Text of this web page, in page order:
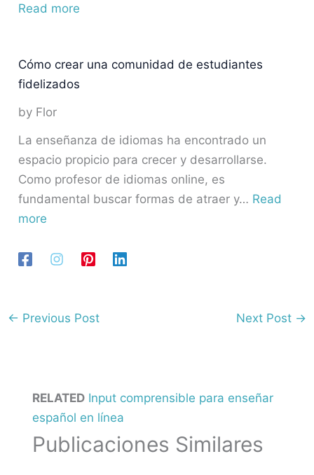
Read more
Cómo crear una comunidad de estudiantes
fidelizados
by Flor
La enseñanza de idiomas ha encontrado un
espacio propicio para crecer y desarrollarse.
Como profesor de idiomas online, es
fundamental buscar formas de atraer y… Read
more
← Previous Post Next Post →
RELATED Input comprensible para enseñar
español en línea
Publicaciones Similares